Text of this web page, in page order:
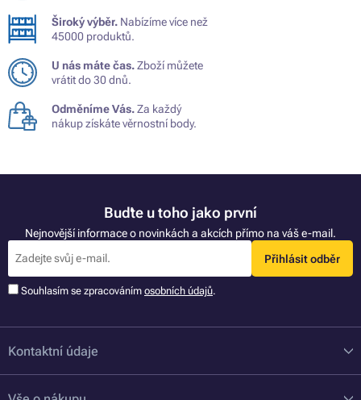
Široký výběr. Nabízíme více než
45000 produktů.
U nás máte čas.Zboží můžete
vrátit do 30 dnů.
Odměníme Vás.Za každý
nákup získáte věrnostní body.
Buďte u toho jako první
Nejnovější informace o novinkách a akcích přímo na váš e-mail.
Přihlásit odběr
Souhlasím se zpracováním osobních údajů.
Kontaktní údaje